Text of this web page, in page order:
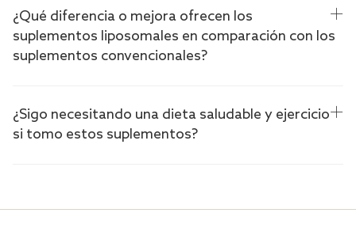
¿Qué diferencia o mejora ofrecen los
suplementos liposomales en comparación con los
suplementos convencionales?
¿Sigo necesitando una dieta saludable y ejercicio
si tomo estos suplementos?